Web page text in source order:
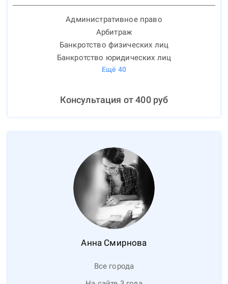
Административное право
Арбитраж
Банкротство физических лиц
Банкротство юридических лиц
Ещё 40
Консультация от400руб
Анна Смирнова
Все города